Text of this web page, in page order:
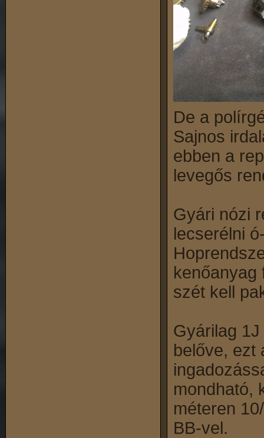
De a
Sajnos
ebben a
levegős
Gyári nózi
lecserélni
kenőanyag
szét kell
Gyárilag
belőve, ezt
mondható,
méteren
BB-vel.